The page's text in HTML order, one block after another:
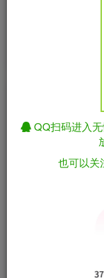
神陨之地/
免费资源
神陨
QQ扫码进入
也可以关